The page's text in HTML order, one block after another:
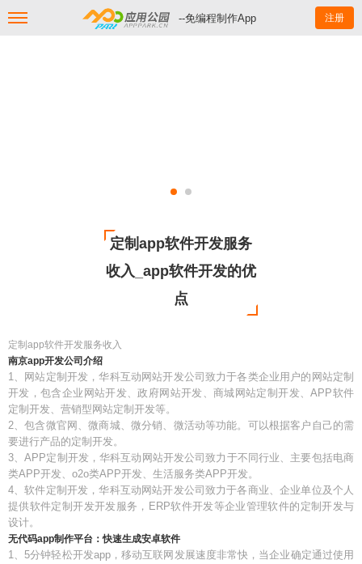
--免编程制作App 注册
定制app软件开发服务
收入_app软件开发的优
点
定制app软件开发服务收入
南京app开发公司介绍
1、网站定制开发，华科互动网站开发公司致力于各类企业用户的网站定制
开发，包含企业网站开发、政府网站开发、商城网站定制开发、APP软件
定制开发、营销型网站定制开发等。
2、包含微官网、微商城、微分销、微活动等功能。可以根据客户自己的需
要进行产品的定制开发。
3、APP定制开发，华科互动网站开发公司致力于不同行业、主要包括电商
类APP开发、o2o类APP开发、生活服务类APP开发。
4、软件定制开发，华科互动网站开发公司致力于各商业、企业单位及个人
提供软件定制开发开发服务，ERP软件开发等企业管理软件的定制开发与
设计。
无代码app制作平台：快速生成安卓软件
1、5分钟轻松开发app，移动互联网发展速度非常快，当企业确定通过使用